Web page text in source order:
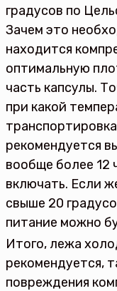
градусов по
Зачем это
находится
оптимальную
часть капсулы.
при какой
рекомендуется
вообще более 12
включать. Если
свыше 20
питание можно
Итого, лежа
рекомендуется,
повреждения